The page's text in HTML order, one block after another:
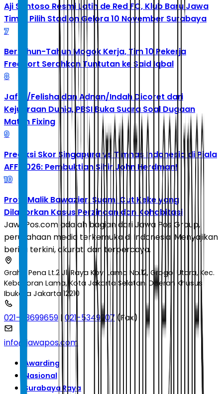
Aji Santoso Resmi Latih de Red FC, Klub Baru Jawa
Timur Pilih Stadion Gelora 10 November Surabaya
7
Bertahun-Tahun Mogok Kerja, Tim 10 Pekerja
Freeport Serahkan Tuntutan ke Said Iqbal
8
Jafar/Felisha dan Adnan/Indah Dicoret dari
Kejuaraan Dunia, PBSI Buka Suara Soal Dugaan
Match Fixing
9
Prediksi Skor Singapura vs Timnas Indonesia di Piala
AFF 2026: Pembuktian Sihir John Herdman!
10
Profil Malik Bawazier, Suami Cut Keke yang
Dilaporkan Kasus Perzinaan dan Kohabitasi
JawaPos.com adalah bagian dari Jawa Pos Group,
perusahaan media terkemuka di Indonesia. Menyajikan
berita terkini, akurat, dan terpercaya.
Graha Pena Lt.2 Jl. Raya Kby. Lama No.12, Grogol Utara, Kec.
Kebayoran Lama, Kota Jakarta Selatan, Daerah Khusus
Ibukota Jakarta 12210
021-53699659 | 021-5349207 (Fax)
info@jawapos.com
Awarding
Nasional
Surabaya Raya